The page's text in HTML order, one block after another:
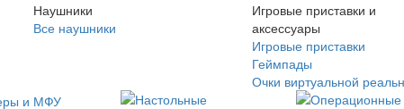
Наушники
Все наушники
Игровые приставки и
аксессуары
Игровые приставки
Геймпады
Очки виртуальной